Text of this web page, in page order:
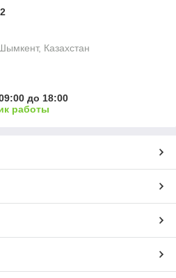
Казахстан
до 18:00
работы